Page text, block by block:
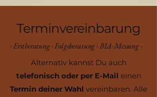
Terminvereinbarung
- Erstberatung - Folgeberatung - BIA-Messung -
Alternativ kannst Du auch
telefonisch oder per E-Mail einen
Termin deiner Wahl vereinbaren. Alle